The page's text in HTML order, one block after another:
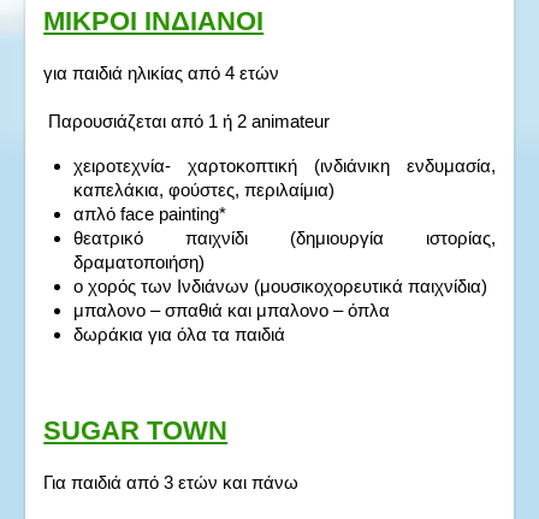
ΜΙΚΡΟΙ ΙΝΔIΑΝΟΙ
για παιδιά ηλικίας από 4 ετών
Παρουσιάζεται από 1 ή 2 animateur
χειροτεχνία- χαρτοκοπτική (ινδιάνικη ενδυμασία,
καπελάκια, φούστες, περιλαίμια)
απλό face painting*
θεατρικό παιχνίδι (δημιουργία ιστορίας,
δραματοποιήση)
ο χορός των Ινδιάνων (μουσικοχορευτικά παιχνίδια)
μπαλονο – σπαθιά και μπαλονο – όπλα
δωράκια για όλα τα παιδιά
SUGAR TOWN
Για παιδιά από 3 ετών και πάνω